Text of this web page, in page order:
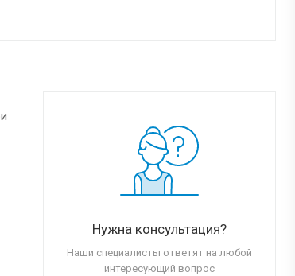
Нужна консультация?
Наши специалисты ответят на любой
интересующий вопрос